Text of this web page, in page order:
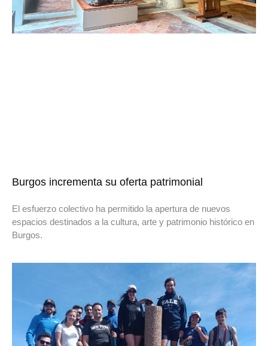
Burgos incrementa su oferta patrimonial
El esfuerzo colectivo ha permitido la apertura de nuevos
espacios destinados a la cultura, arte y patrimonio histórico en
Burgos.